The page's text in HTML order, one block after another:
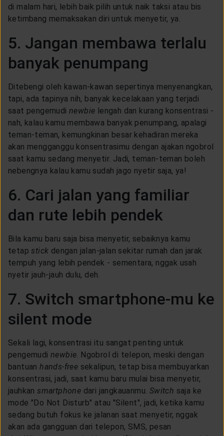
di malam hari, lebih baik pilih untuk naik taksi atau bis
ketimbang memaksakan diri untuk menyetir, ya.
5. Jangan membawa terlalu
banyak penumpang
Ditebengi oleh kawan-kawan sepertinya menyenangkan,
tapi, ada tapinya nih, banyak kecelakaan yang terjadi
saat pengemudinewbie lengah dan kurang konsentrasi -
nah, kalau kamu membawa banyak penumpang, apalagi
teman-teman, kemungkinan besar kehadiran mereka
akan mengganggu konsentrasimu dengan ajakan ngobrol
saat kamu sedang menyetir. Jadi, teman-teman boleh
nebengnya kalau kamu sudah jago nyetir saja, ya!
6. Cari jalan yang familiar
dan rute lebih pendek
Bila kamu baru saja bisa menyetir, sebaiknya kamu
tetapstick dengan jalan-jalan sekitar rumah dan jarak
tempuh yang lebih pendek - sementara, nggak usah
nyetir jauh-jauh dulu, deh.
7. Switch smartphone-mu ke
silent mode
Sekali lagi, konsentrasi itu sangat penting untuk
pengemudinewbie . Ngobrol di telepon, meski dengan
bantuanhands-free sekalipun, tetap bisa membuyarkan
konsentrasi, jadi, saat kamu baru mulai bisa menyetir,
jauhkansmartphone dari jangkauanmu. Switch saja ke
mode "Do Not Disturb" atau "Silent", jadi, ketika kamu
sedang butuh fokus ke jalanan saat menyetir, nggak
akan ada gangguan dari telepon, SMS, pesan